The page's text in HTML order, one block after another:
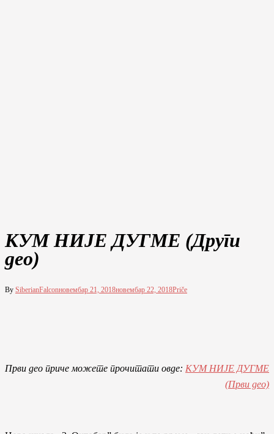
КУМ НИJЕ ДУГМЕ (Други
део)
By SiberianFalconновембар 21, 2018новембар 22, 2018Priče
Први део приче можете прочитати овде: КУМ НИЈЕ ДУГМЕ
(Први део)